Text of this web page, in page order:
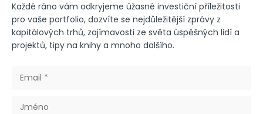
Každé ráno vám odkryjeme úžasné investiční příležitosti
pro vaše portfolio, dozvíte se nejdůležitější zprávy z
kapitálových trhů, zajímavosti ze světa úspěšných lidí a
projektů, tipy na knihy a mnoho dalšího.